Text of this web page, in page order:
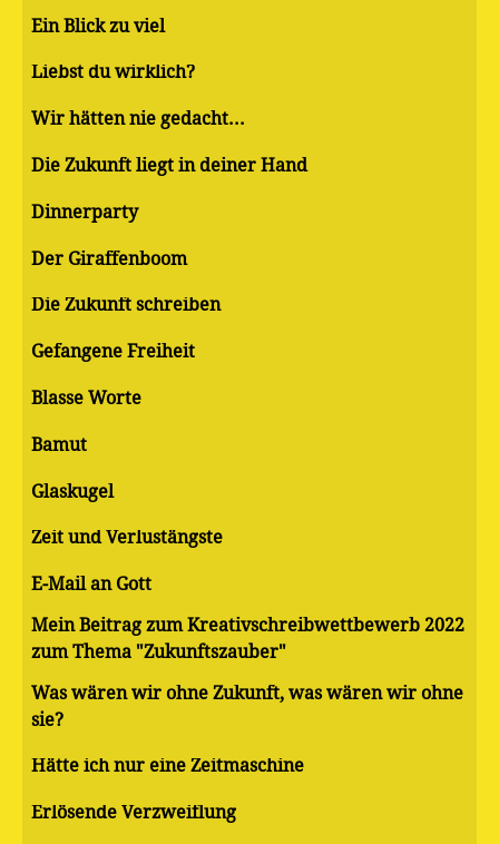
Ein Blick zu viel
Liebst du wirklich?
Wir hätten nie gedacht...
Die Zukunft liegt in deiner Hand
Dinnerparty
Der Giraffenboom
Die Zukunft schreiben
Gefangene Freiheit
Blasse Worte
Bamut
Glaskugel
Zeit und Verlustängste
E-Mail an Gott
Mein Beitrag zum Kreativschreibwettbewerb 2022
zum Thema "Zukunftszauber"
Was wären wir ohne Zukunft, was wären wir ohne
sie?
Hätte ich nur eine Zeitmaschine
Erlösende Verzweiflung